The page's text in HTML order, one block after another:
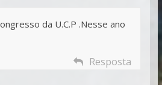
da U.C.P .Nesse ano
Resposta